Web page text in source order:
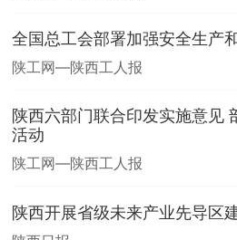
全国总工会部署加强安全生产
陕工网—陕西工人报
陕西六部门联合印发实施意见
活动
陕工网—陕西工人报
陕西开展省级未来产业先导区